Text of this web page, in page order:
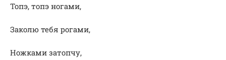
Топэ, топэ ногами,
Заколю тебя рогами,
Ножками затопчу,